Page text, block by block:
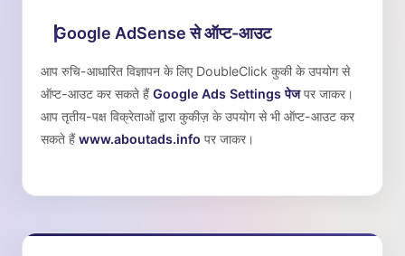
Google AdSense से ऑप्ट-आउट
आप रुचि-आधारित विज्ञापन के लिए DoubleClick कुकी के उपयोग से
ऑप्ट-आउट कर सकते हैंGoogle Ads Settings पेजपर जाकर।
आप तृतीय-पक्ष विक्रेताओं द्वारा कुकीज़ के उपयोग से भी ऑप्ट-आउट कर
सकते हैंwww.aboutads.info पर जाकर।